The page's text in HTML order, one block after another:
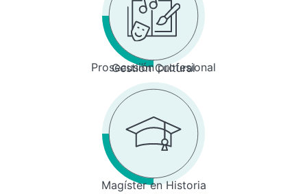
Prosecusión profesional
Gestión Cultural
Magíster en Historia